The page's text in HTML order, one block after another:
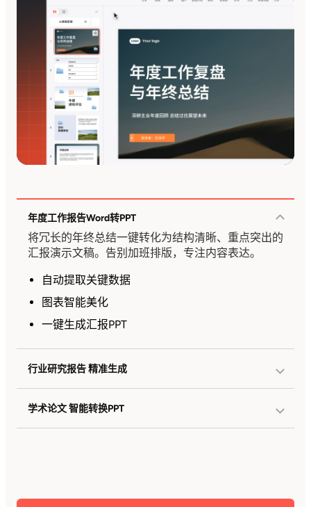
年度工作报告Word转PPT
将冗长的年终总结一键转化为结构清晰、重点突出的
汇报演示文稿。告别加班排版，专注内容表达。
自动提取关键数据
图表智能美化
一键生成汇报PPT
行业研究报告 精准生成
学术论文 智能转换PPT
参考文献整理